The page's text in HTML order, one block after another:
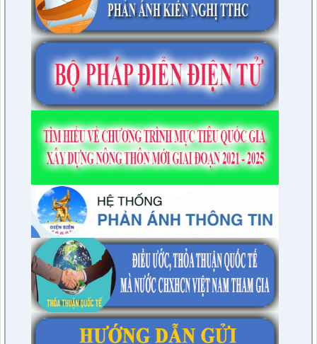
lượt xem: 3925 | lượt tải:979
4/CV-BKTXH
Đề xuất nội dung giám sát năm 2024 của TT HĐND huyện
lượt xem: 4941 | lượt tải:1315